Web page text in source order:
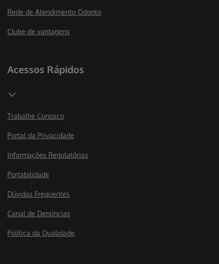
Rede de Atendimento Odonto
Clube de vantagens
Acessos Rápidos
Trabalhe Conosco
Portal da Privacidade
Informações Regulatórias
Portabilidade
Dúvidas Frequentes
Canal de Denúncias
Política da Qualidade